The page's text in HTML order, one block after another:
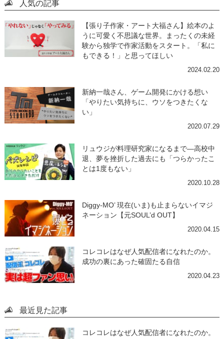
人気の記事
【張り子作家・アート大福さん】絵本のよ
うに可愛く不思議な世界。まったくの未経
験から独学で作家活動をスタート。「私に
もできる！」と思ってほしい
2024.02.20
新納一哉さん、ゲーム開発にかける想い
「やりたい気持ちに、ウソをつきたくな
い」
2020.07.29
リュウジが料理研究家になるまで―高校中
退、夢を挫折した過去にも「つらかったこ
とは1度もない」
2020.10.28
Diggy-MO’ 現在(いま)も止まらないイマジ
ネーション【元SOUL’d OUT】
2020.04.15
コレコレはなぜ人気配信者になれたのか。
成功の裏にあった確固たる自信
2020.04.23
最近見た記事
コレコレはなぜ人気配信者になれたのか。